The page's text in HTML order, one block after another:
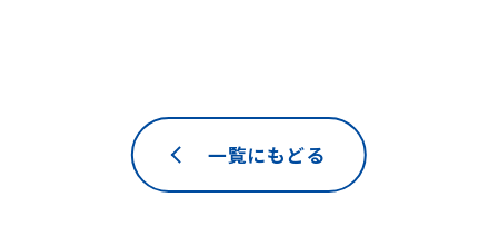
一覧にもどる